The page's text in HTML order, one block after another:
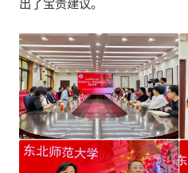
出了宝贵建议。